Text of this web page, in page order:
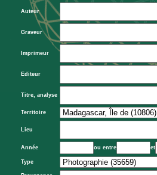
Auteur
Graveur
Imprimeur
Editeur
Titre, analyse
Territoire
Lieu
Année ou entre et
Type